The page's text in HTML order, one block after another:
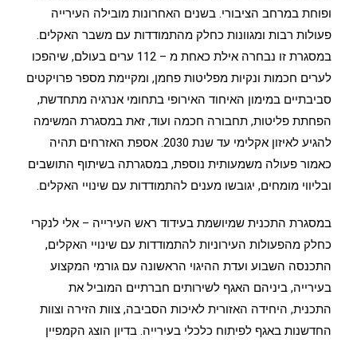
ופוחת במרחב הציבורי. בשנים האחרונות מובילה העירייה
פעולות רבות ומגוונות כחלק מהתמודדות עם משבר האקלים.
במסגרת זו נבחרה אילת כאחת מ – 112 ערים בעולם, שיהפכו
לערים חכמות ונקיות מפליטות פחמן, ומקיימת מספר פרויקטים
סביבתיים במימון האיחוד האירופי בתחומי אנרגיה מתחדשת,
הפחתת פליטות, תחבורה חכמה ועוד, זאת במסגרת המשימה
להגיע לאיזון אקלימי עד שנת 2030. אספת האזרחים תהיה
כאמור פעולה משמעותית נוספת, במסגרתה בשיתוף התושבים
ובליווי מומחים, יגובשו מענים להתמודדות עם שינויי האקלים.
במסגרת התכנית שמיושמת בעידוד ראש העירייה – אלי לנקרי
כחלק מהפעולות העירוניות להתמודדות עם שינויי האקלים,
התכנסה השבוע ועדת ההיגוי הראשונה עם גורמי המקצוע
בעירייה, ביניהם האגף לשירותים חברתיים המוביל את
התכנית, היחידה האזורית לאיכות הסביבה, צוות הזירה וצוות
החדשנות באגף לפיתוח כלכלי בעירייה. בדיון הוצג הקמפיין